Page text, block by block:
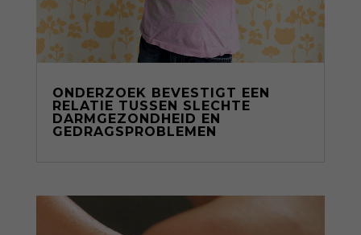
ONDERZOEK BEVESTIGT EEN
RELATIE TUSSEN SLECHTE
DARMGEZONDHEID EN
GEDRAGSPROBLEMEN